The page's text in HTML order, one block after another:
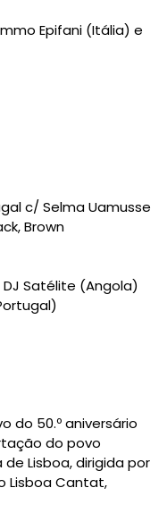
Epifani (Itália) e
c/ Selma Uamusse
Brown
Satélite (Angola)
do 50.º aniversário
do povo
Lisboa, dirigida por
Lisboa Cantat,